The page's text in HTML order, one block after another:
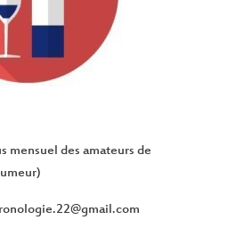
mensuel des amateurs de